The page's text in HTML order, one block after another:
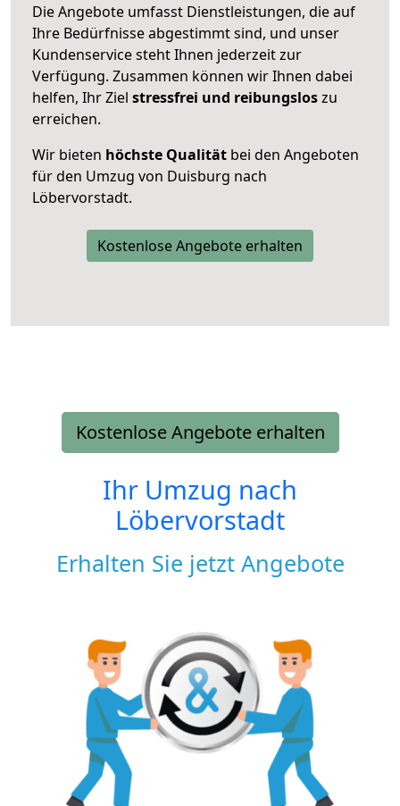
Die Angebote umfasst Dienstleistungen, die auf
Ihre Bedürfnisse abgestimmt sind, und unser
Kundenservice steht Ihnen jederzeit zur
Verfügung. Zusammen können wir Ihnen dabei
helfen, Ihr Ziel stressfrei und reibungsloszu
erreichen.
Wir bieten höchste Qualität bei den Angeboten
für den Umzug von Duisburg nach
Löbervorstadt.
Kostenlose Angebote erhalten
Kostenlose Angebote erhalten
Ihr Umzug nach
Löbervorstadt
Erhalten Sie jetzt Angebote